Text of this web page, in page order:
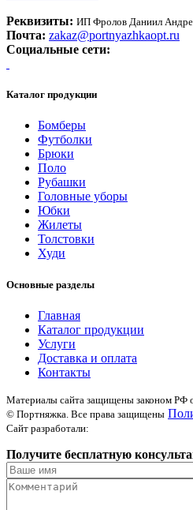
Реквизиты: ИП Фролов Даниил
Почта: zakaz@portnyazhkaopt.ru
Социальные сети:
Каталог продукции
Бомберы
Футболки
Брюки
Поло
Рубашки
Головные уборы
Юбки
Жилеты
Толстовки
Худи
Основные разделы
Главная
Каталог продукции
Услуги
Доставка и оплата
Контакты
Материалы сайта защищены законом РФ
© Портняжка. Все права защищены
Сайт разработали:
Получите бесплатную